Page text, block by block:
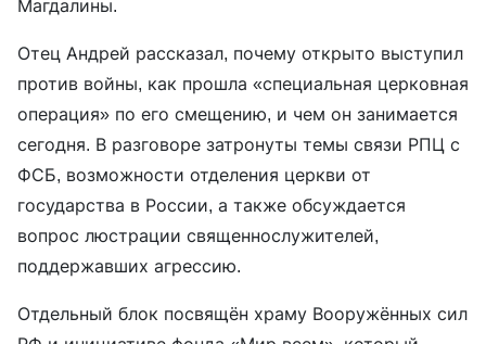
Магдалины.
Отец Андрей рассказал, почему открыто выступил
против войны, как прошла «специальная церковная
операция» по его смещению, и чем он занимается
сегодня. В разговоре затронуты темы связи РПЦ с
ФСБ, возможности отделения церкви от
государства в России, а также обсуждается
вопрос люстрации священнослужителей,
поддержавших агрессию.
Отдельный блок посвящён храму Вооружённых сил